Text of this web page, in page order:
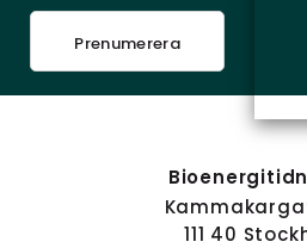
Prenumerera
111 40